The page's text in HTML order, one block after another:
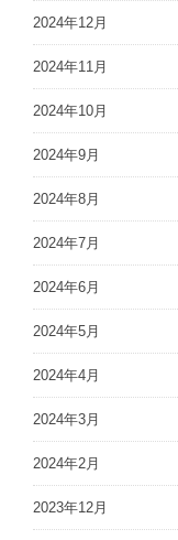
2024年12月
2024年11月
2024年10月
2024年9月
2024年8月
2024年7月
2024年6月
2024年5月
2024年4月
2024年3月
2024年2月
2023年12月